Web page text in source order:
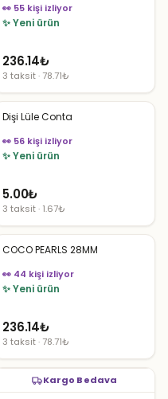
👀 55 kişi izliyor
✨ Yeni ürün
236.14₺
3 taksit · 78.71₺
Dişi Lüle Conta
👀 56 kişi izliyor
✨ Yeni ürün
5.00₺
3 taksit · 1.67₺
COCO PEARLS 28MM
👀 44 kişi izliyor
✨ Yeni ürün
236.14₺
3 taksit · 78.71₺
Kargo Bedava